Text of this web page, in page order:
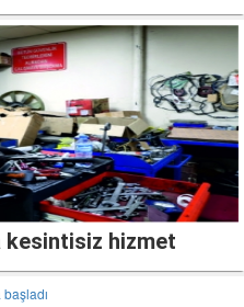
kesintisiz hizmet